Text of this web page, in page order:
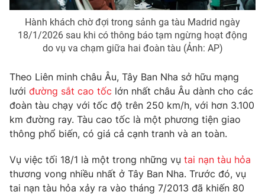
Hành khách chờ đợi trong sảnh ga tàu Madrid ngày
18/1/2026 sau khi có thông báo tạm ngừng hoạt động
do vụ va chạm giữa hai đoàn tàu (Ảnh: AP)
Theo Liên minh châu Âu, Tây Ban Nha sở hữu mạng
lưới đường sắt cao tốc lớn nhất châu Âu dành cho các
đoàn tàu chạy với tốc độ trên 250 km/h, với hơn 3.100
km đường ray. Tàu cao tốc là một phương tiện giao
thông phổ biến, có giá cả cạnh tranh và an toàn.
Vụ việc tối 18/1 là một trong những vụ tai nạn tàu hỏa
thương vong nhiều nhất ở Tây Ban Nha. Trước đó, vụ
tai nạn tàu hỏa xảy ra vào tháng 7/2013 đã khiến 80